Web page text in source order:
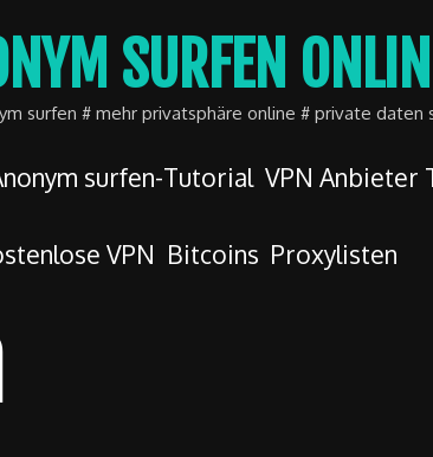
SURFEN
surfen # mehr privatsphäre online # private daten
surfen-Tutorial VPN Anbieter
VPN Bitcoins Proxylisten